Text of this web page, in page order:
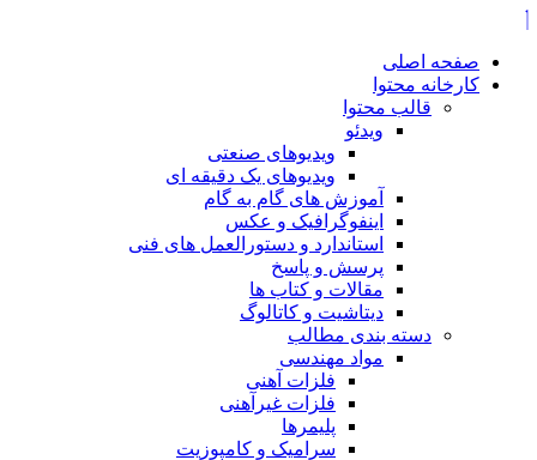
صفحه اصلی
کارخانه محتوا
قالب محتوا
ویدئو
ویدیوهای صنعتی
ویدیوهای یک دقیقه ای
آموزش های گام به گام
اینفوگرافیک و عکس
استاندارد و دستورالعمل های فنی
پرسش و پاسخ
مقالات و کتاب ها
دیتاشیت و کاتالوگ
دسته بندی مطالب
مواد مهندسی
فلزات آهنی
فلزات غیرآهنی
پلیمرها
سرامیک و کامپوزیت